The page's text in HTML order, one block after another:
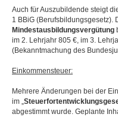
Auch für Auszubildende steigt
1 BBiG (Berufsbildungsgesetz).
Mindestausbildungsvergütung
im 2. Lehrjahr 805 €, im 3.
(Bekanntmachung des
Einkommensteuer:
Mehrere Änderungen bei der
im „
abgestimmt wurde. Geplante